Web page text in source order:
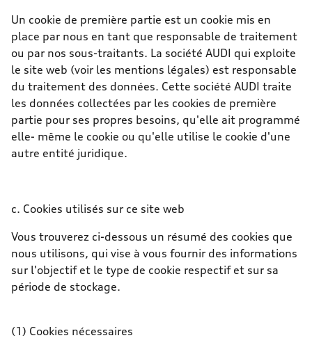
Un cookie de première partie est un cookie mis en
place par nous en tant que responsable de traitement
ou par nos sous-traitants. La société AUDI qui exploite
le site web (voir les mentions légales) est responsable
du traitement des données. Cette société AUDI traite
les données collectées par les cookies de première
partie pour ses propres besoins, qu'elle ait programmé
elle- même le cookie ou qu'elle utilise le cookie d'une
autre entité juridique.
c. Cookies utilisés sur ce site web
Vous trouverez ci-dessous un résumé des cookies que
nous utilisons, qui vise à vous fournir des informations
sur l'objectif et le type de cookie respectif et sur sa
période de stockage.
(1) Cookies nécessaires